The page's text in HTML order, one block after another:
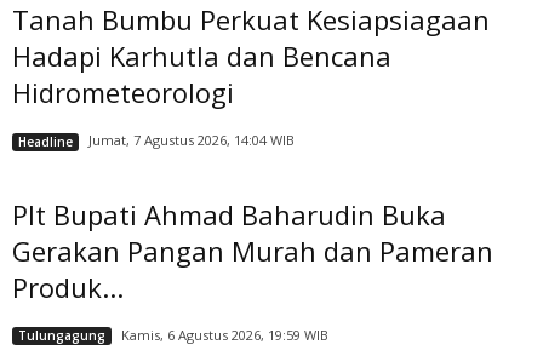
Tanah Bumbu Perkuat Kesiapsiagaan
Hadapi Karhutla dan Bencana
Hidrometeorologi
Headline Jumat, 7 Agustus 2026, 14:04 WIB
Plt Bupati Ahmad Baharudin Buka
Gerakan Pangan Murah dan Pameran
Produk...
Tulungagung Kamis, 6 Agustus 2026, 19:59 WIB